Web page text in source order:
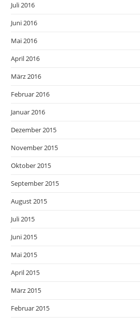
Juli 2016
Juni 2016
Mai 2016
April 2016
März 2016
Februar 2016
Januar 2016
Dezember 2015
November 2015
Oktober 2015
September 2015
August 2015
Juli 2015
Juni 2015
Mai 2015
April 2015
März 2015
Februar 2015